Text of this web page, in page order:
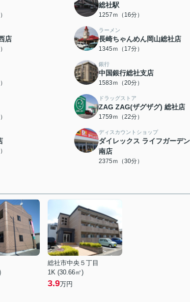
総社駅
1257ｍ（16分）
店
ラーメン
長崎ちゃんめん岡山総社店
1345ｍ（17分）
銀行
中国銀行総社支店
1583ｍ（20分）
ドラッグストア
ZAG ZAG(ザグザグ) 総社店
1759ｍ（22分）
ディスカウントショップ
ダイレックス ライフガーデ
南店
2375ｍ（30分）
総社市中央５丁目
1K (30.66㎡)
3.9万円